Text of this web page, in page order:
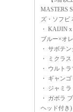
MASTERS
ズ・ソフビ
・ KAIJIN x
ブルー×オ
・ サボテン
・
ミクラ
・ ウルトラ
・ ギャン
・ ジャミ
・ ガボラ
ヘッド付き)